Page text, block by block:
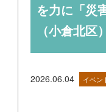
を力に「災
（小倉北区
2026.06.04 イベン